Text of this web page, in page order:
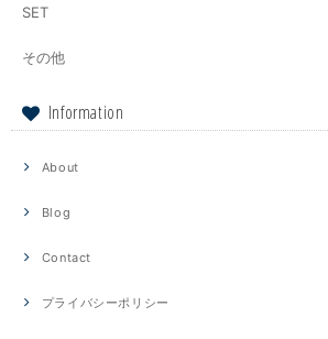
SET
その他
Information
About
Blog
Contact
プライバシーポリシー